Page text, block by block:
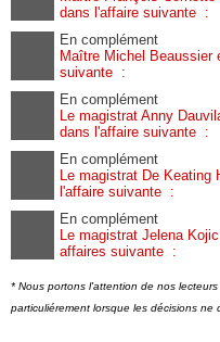
dans l'affaire suivante :
En complément
Maître Michel Beaussier
suivante :
En complément
Le magistrat Anny
dans l'affaire suivante :
En complément
Le magistrat De Keating
l'affaire suivante :
En complément
Le magistrat Jelena
affaires suivante :
* Nous portons l'attention de nos
particuliérement lorsque les décisions ne